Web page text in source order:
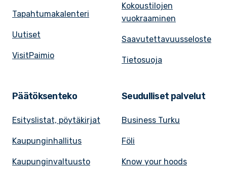
Tapahtumakalenteri
Uutiset
VisitPaimio
Kokoustilojen
vuokraaminen
Saavutettavuusseloste
Tietosuoja
Päätöksenteko
Esityslistat, pöytäkirjat
Kaupunginhallitus
Kaupunginvaltuusto
Seudulliset palvelut
Business Turku
Föli
Know your hoods